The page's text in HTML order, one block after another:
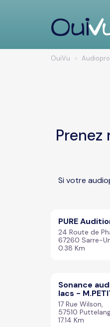
OuiVu
Si votre
PURE
24 Route de
67260 Sarre-
0.38 Km
Sonance
lacs -
17 Rue Wilson,
57510
17.14 Km